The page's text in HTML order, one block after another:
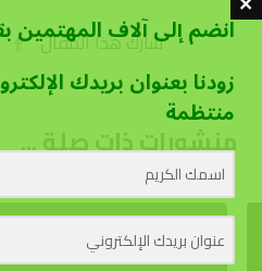
منشورات ذات صلة ...
انضم إلى آلاف المهتمين
زودنا بعنوان بريدك
منتظمة